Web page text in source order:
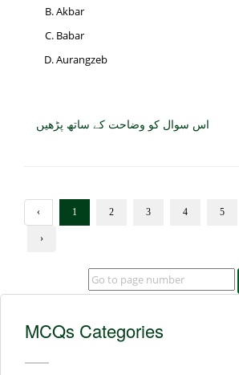
Akbar
Babar
Aurangzeb
اس سوال کو وضاحت کے ساتھ پڑھیں
‹ 1 2 3 4 5
›
MCQs Categories